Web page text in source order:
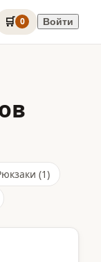
🛒 0 Войти
Рюкзаки (1)